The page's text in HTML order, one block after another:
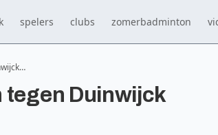
spelers clubs zomerbadminton
tegen Duinwijck